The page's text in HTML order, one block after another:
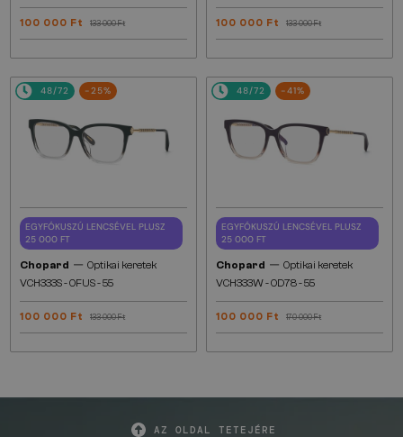
100 000 Ft 133 000 Ft 100 000 Ft 133 000 Ft
48/72 -25%
EGYFÓKUSZÚ LENCSÉVEL PLUSZ
25 000 FT
Chopard — Optikai keretek
VCH333S - 0FUS - 55
100 000 Ft 133 000 Ft
48/72 -41%
EGYFÓKUSZÚ LENCSÉVEL PLUSZ
25 000 FT
Chopard — Optikai keretek
VCH333W - 0D78 - 55
100 000 Ft 170 000 Ft
AZ OLDAL TETEJÉRE